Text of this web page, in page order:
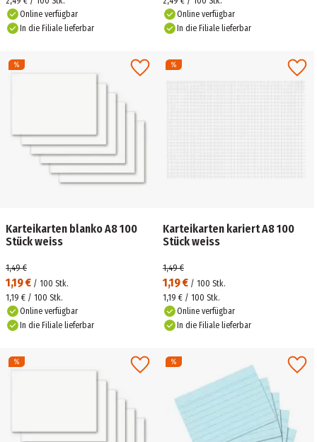
Online verfügbar
In die Filiale lieferbar
Online verfügbar
In die Filiale lieferbar
Karteikarten blanko A8 100
Stück weiss
1,19 € / 100 Stk.
1,49 €
1,19 € / 100 Stk.
Online verfügbar
In die Filiale lieferbar
Karteikarten kariert A8 100
Stück weiss
1,19 € / 100 Stk.
1,49 €
1,19 € / 100 Stk.
Online verfügbar
In die Filiale lieferbar